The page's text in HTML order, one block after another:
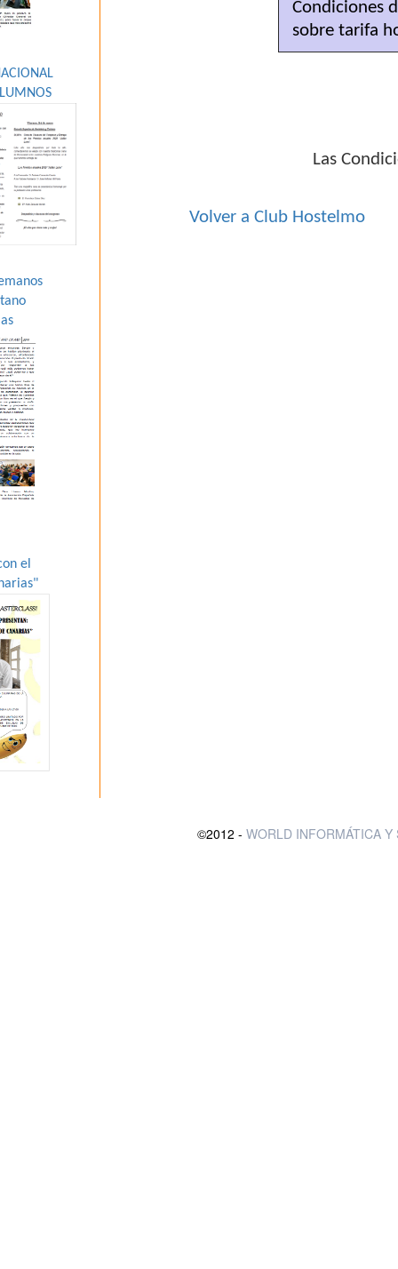
el
Condiciones
sobre tarifa
Las
Volver a Club Hostelmo
©2012 - WORLD INFORMÁTICA Y